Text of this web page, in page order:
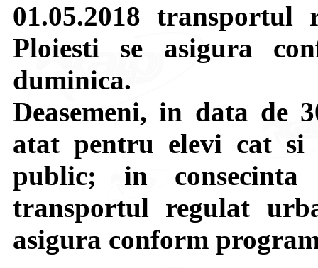
01.05.2018
Ploiesti se asigura
duminica.
Deasemeni, in data de
atat pentru elevi cat si
public; in
transportul regulat
asigura conform